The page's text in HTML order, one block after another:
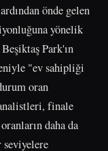
önde gelen
yönelik
Park'ın
"ev sahipliği
oran
finale
daha da